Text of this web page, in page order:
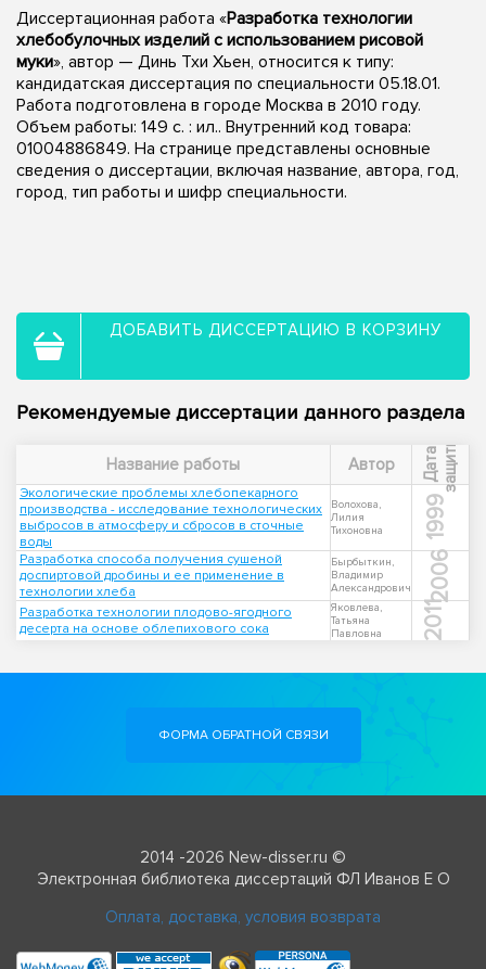
Диссертационная работа «Разработка технологии
хлебобулочных изделий с использованием рисовой
муки», автор — Динь Тхи Хьен, относится к типу:
кандидатская диссертация по специальности 05.18.01.
Работа подготовлена в городе Москва в 2010 году.
Объем работы: 149 с. : ил.. Внутренний код товара:
01004886849. На странице представлены основные
сведения о диссертации, включая название, автора, год,
город, тип работы и шифр специальности.
ДОБАВИТЬ ДИССЕРТАЦИЮ В КОРЗИНУ
Рекомендуемые диссертации данного раздела
Название работы Автор Д
а
т
а
з
а
щ
и
т ы
Экологические проблемы хлебопекарного
производства - исследование технологических
выбросов в атмосферу и сбросов в сточные
воды
Волохова,
Лилия
Тихоновна
1999
Разработка способа получения сушеной
доспиртовой дробины и ее применение в
технологии хлеба
Бырбыткин,
Владимир
Александрович
2006
Разработка технологии плодово-ягодного
десерта на основе облепихового сока
Яковлева,
Татьяна
Павловна
2011
ФОРМА ОБРАТНОЙ СВЯЗИ
2014 -2026 New-disser.ru ©
Электронная библиотека диссертаций ФЛ Иванов Е О
Оплата, доставка, условия возврата